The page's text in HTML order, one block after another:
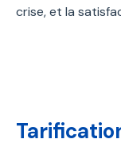
crise, et la